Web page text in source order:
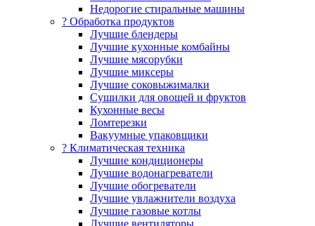
Недорогие стиральные машины
? Обработка продуктов
Лучшие блендеры
Лучшие кухонные комбайны
Лучшие мясорубки
Лучшие миксеры
Лучшие соковыжималки
Сушилки для овощей и фруктов
Кухонные весы
Ломтерезки
Вакуумные упаковщики
?️ Климатическая техника
Лучшие кондиционеры
Лучшие водонагреватели
Лучшие обогреватели
Лучшие увлажнители воздуха
Лучшие газовые котлы
Лучшие вентиляторы